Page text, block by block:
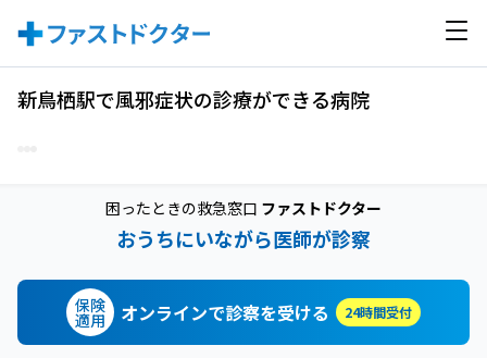
新鳥栖駅で風邪症状の診療ができる病院
困ったときの救急窓口 ファストドクター
おうちにいながら医師が診察
保険
適用 オンラインで診察を受ける 24時間受付